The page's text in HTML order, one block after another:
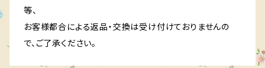
等、
お客様都合による返品・交換は受け付けておりませんの
で、ご了承ください。